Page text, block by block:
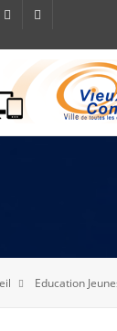
Education